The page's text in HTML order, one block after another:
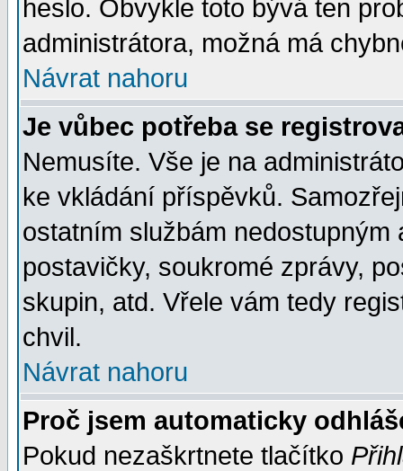
heslo. Obvykle toto bývá ten
administrátora, možná má
Návrat nahoru
Je vůbec potřeba se
Nemusíte. Vše je na
ke vkládání příspěvků.
ostatním službám
postavičky, soukromé zprávy,
skupin, atd. Vřele vám tedy
chvil.
Návrat nahoru
Proč jsem automaticky
Pokud nezaškrtnete tlačítko